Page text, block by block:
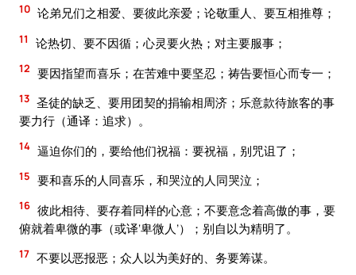
10 论弟兄们之相爱、要彼此亲爱；论敬重人、要互相推尊；
11 论热切、要不因循；心灵要火热；对主要服事；
12 要因指望而喜乐；在苦难中要坚忍；祷告要恒心而专一；
13 圣徒的缺乏、要用团契的捐输相周济；乐意款待旅客的事
要力行（通译：追求）。
14 逼迫你们的，要给他们祝福：要祝福，别咒诅了；
15 要和喜乐的人同喜乐，和哭泣的人同哭泣；
16 彼此相待、要存着同样的心意；不要意念着高傲的事，要
俯就着卑微的事（或译‘卑微人’）；别自以为精明了。
17 不要以恶报恶；众人以为美好的、务要筹谋。